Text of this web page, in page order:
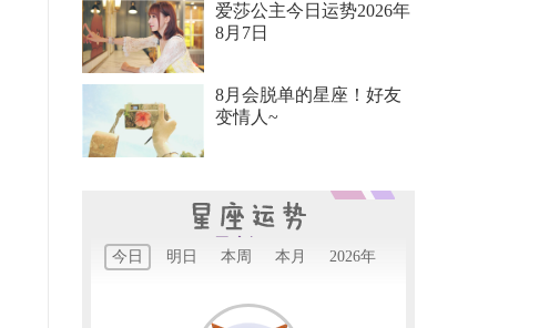
爱莎公主今日运势2026年
8月7日
8月会脱单的星座！好友
变情人~
星座运程
今日 明日 本周 本月 2026年